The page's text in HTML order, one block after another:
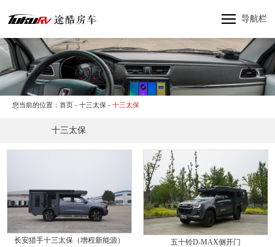
导航栏
神行太保
神龙大侠
十三太保
东风猛士
纵横四海
新闻资讯
品牌活动
联系我们
您当前的位置：首页-十三太保 -十三太保
十三太保
长安猎手十三太保（增程新能源） 五十铃D-MAX侧开门